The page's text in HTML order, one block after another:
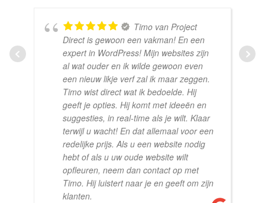
Timo van Project
Direct is gewoon een vakman! En een
expert in WordPress! Mijn websites zijn
al wat ouder en ik wilde gewoon even
een nieuw likje verf zal ik maar zeggen.
Timo wist direct wat ik bedoelde. Hij
geeft je opties. Hij komt met ideeën en
suggesties, in real-time als je wilt. Klaar
terwijl u wacht! En dat allemaal voor een
redelijke prijs. Als u een website nodig
hebt of als u uw oude website wilt
opfleuren, neem dan contact op met
Timo. Hij luistert naar je en geeft om zijn
klanten.